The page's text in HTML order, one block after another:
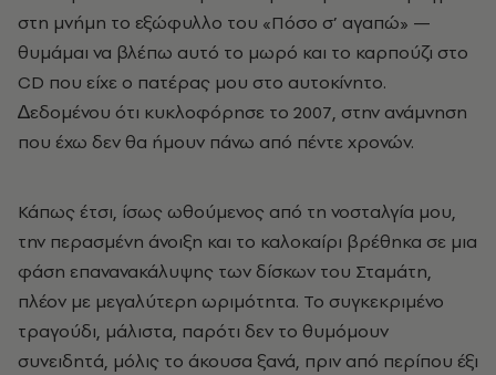
στη μνήμη το εξώφυλλο του «Πόσο σ’ αγαπώ» —
θυμάμαι να βλέπω αυτό το μωρό και το καρπούζι στο
CD που είχε ο πατέρας μου στο αυτοκίνητο.
∆εδομένου ότι κυκλοφόρησε το 2007, στην ανάμνηση
που έχω δεν θα ήμουν πάνω από πέντε χρονών.
Κάπως έτσι, ίσως ωθούμενος από τη νοσταλγία μου,
την περασμένη άνοιξη και το καλοκαίρι βρέθηκα σε μια
φάση επανανακάλυψης των δίσκων του Σταμάτη,
πλέον με μεγαλύτερη ωριμότητα. Το συγκεκριμένο
τραγούδι, μάλιστα, παρότι δεν το θυμόμουν
συνειδητά, μόλις το άκουσα ξανά, πριν από περίπου έξι